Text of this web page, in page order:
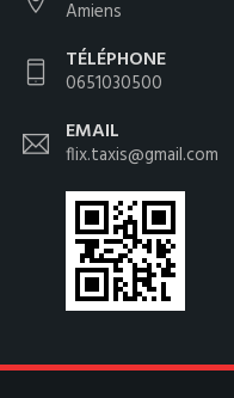
Amiens
TÉLÉPHONE
0651030500
EMAIL
flix.taxis@gmail.com